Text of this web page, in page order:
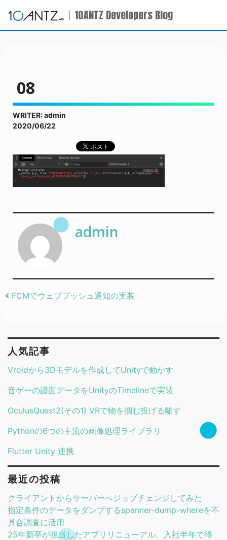
10ANTZ Developers Blog
08
WRITER: admin
2020/06/22
admin
Post navigation
FCMでウェブプッシュ通知の実装
人気記事
Vroidから3Dモデルを作成してUnityで動かす
音ゲーの譜面データをUnityのTimelineで実装
OculusQuest2(その1) VRで物を掴む投げる離す
Pythonの6つの主流の画像処理ライブラリ
Flutter Unity 連携
最近の投稿
クライアントからサーバーへジョブチェンジしてみた
指定条件のデータをダンプするspanner-dump-whereを不
具合調査に活用
25年新卒が担当したアプリリニューアル。入社半年で得